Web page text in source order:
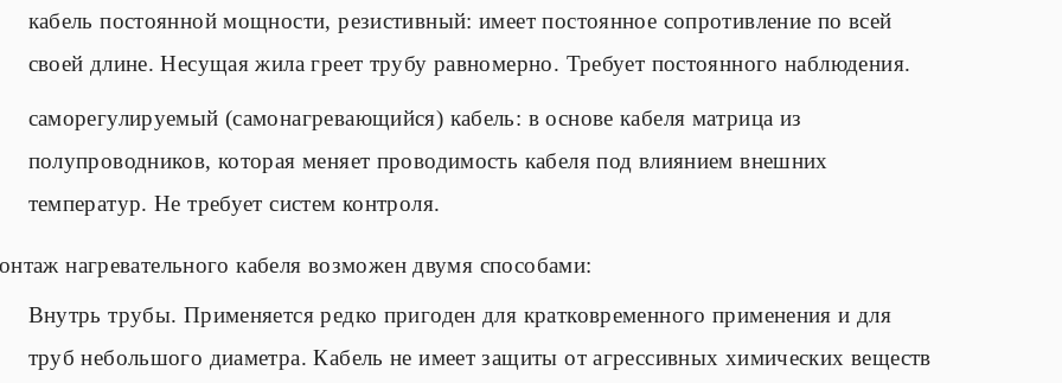
кабель постоянной мощности, резистивный: имеет постоянное сопротивление по всей
своей длине. Несущая жила греет трубу равномерно. Требует постоянного наблюдения.
саморегулируемый (самонагревающийся) кабель: в основе кабеля матрица из
полупроводников, которая меняет проводимость кабеля под влиянием внешних
температур. Не требует систем контроля.
нагревательного кабеля возможен двумя способами:
Внутрь трубы. Применяется редко пригоден для кратковременного применения и для
труб небольшого диаметра. Кабель не имеет защиты от агрессивных химических веществ